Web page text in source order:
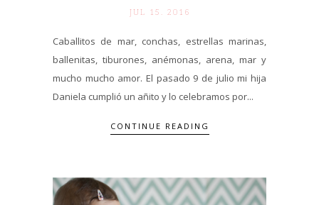
JUL 15. 2016
Caballitos de mar, conchas, estrellas marinas,
ballenitas, tiburones, anémonas, arena, mar y
mucho mucho amor. El pasado 9 de julio mi hija
Daniela cumplió un añito y lo celebramos por...
CONTINUE READING